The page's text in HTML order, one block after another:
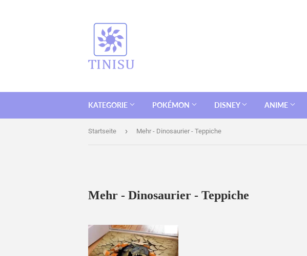
KATEGORIE POKÉMON DISNEY ANIME
Startseite › Mehr - Dinosaurier - Teppiche
Mehr - Dinosaurier - Teppiche